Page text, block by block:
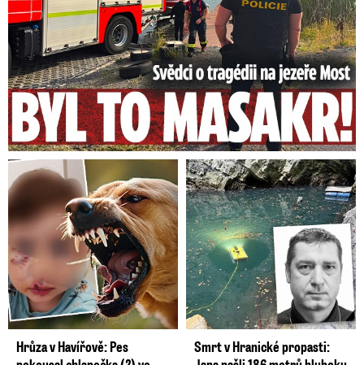
Hrůza v Havířově: Pes
Smrt v Hranické propasti: